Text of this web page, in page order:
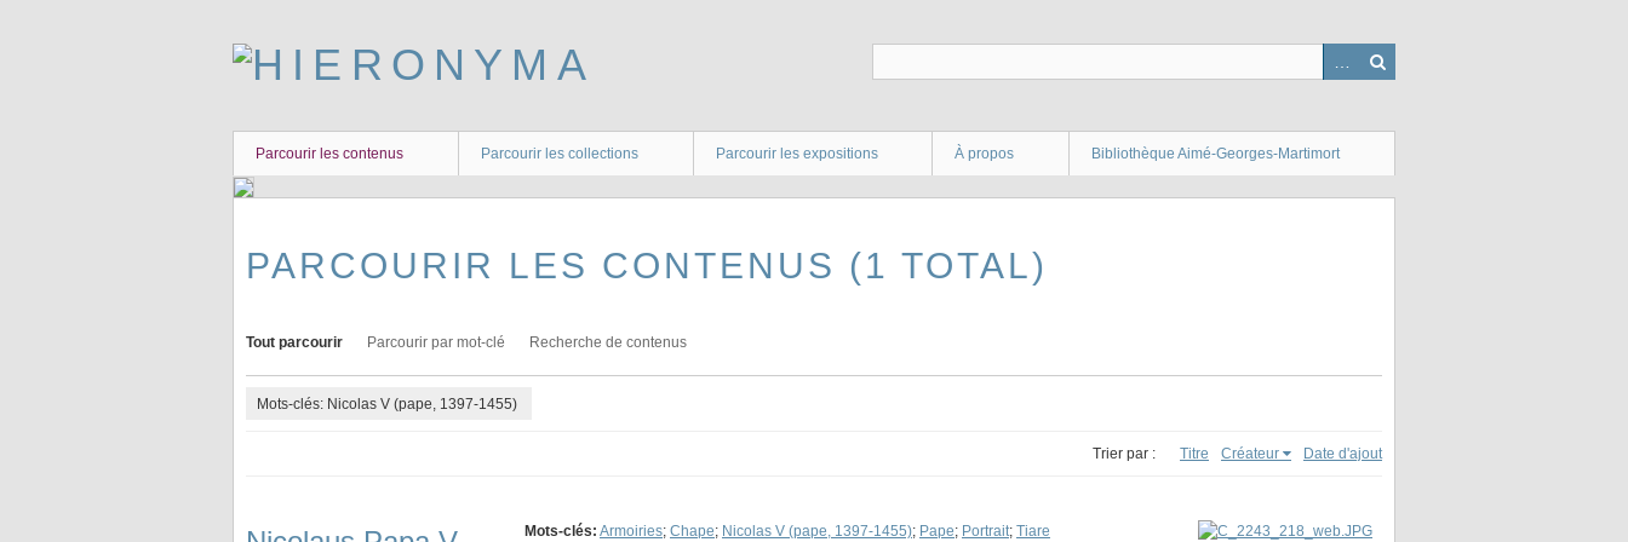
Parcourir les contenus Parcourir les collections Parcourir les expositions À propos Bibliothèque Aimé-Georges-Martimort
PARCOURIR LES CONTENUS (1 TOTAL)
Tout parcourir Parcourir par mot-clé Recherche de contenus
Mots-clés: Nicolas V (pape, 1397-1455)
Trier par : Titre Créateur Date d'ajout
Mots-clés: Armoiries; Chape; Nicolas V (pape, 1397-1455); Pape; Portrait; Tiare